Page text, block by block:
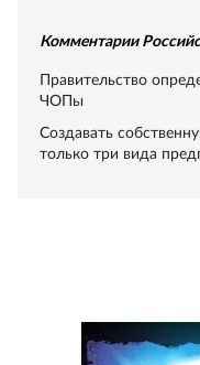
Комментарии
Правительство
ЧОПы
Создавать
только три вида